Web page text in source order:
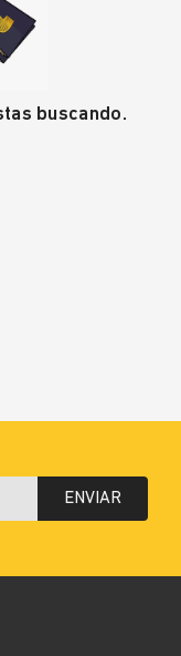
buscando.
ENVIAR